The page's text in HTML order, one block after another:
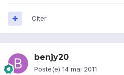
Citer
benjy20
Posté(e) 14 mai 2011